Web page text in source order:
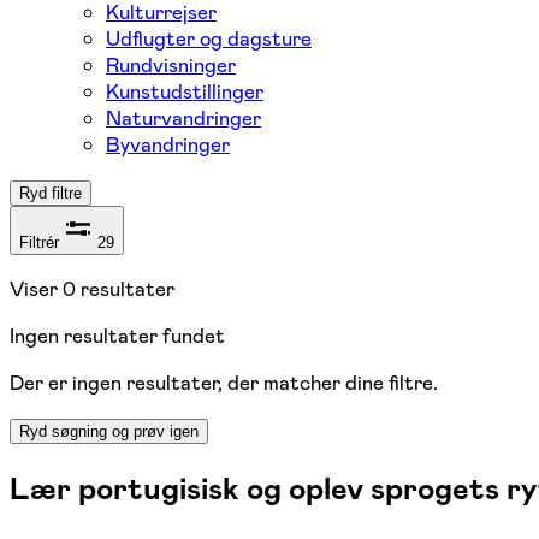
Kulturrejser
Udflugter og dagsture
Rundvisninger
Kunstudstillinger
Naturvandringer
Byvandringer
Ryd filtre
Filtrér 29
Viser0 resultater
Ingen resultater fundet
Der er ingen resultater, der matcher dine filtre.
Ryd søgning og prøv igen
Lær portugisisk og oplev sprogets